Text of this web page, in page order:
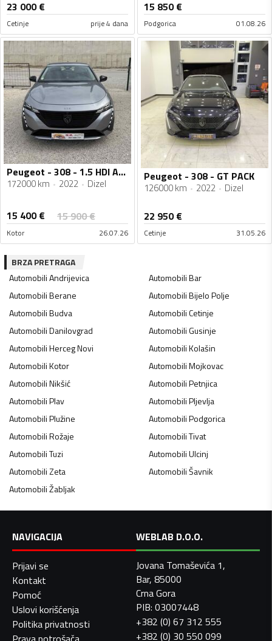
23 000€
Cetinje prije 4 dana
15 850€
Podgorica 01.08.26
Peugeot - 308 - 1.5 HDI AUTOMATIK 05/2022g
172000 km 2022 Dizel
15 400€ 15 900€
Kotor 26.07.26
Peugeot - 308 - GT PACK
126000 km 2022 Dizel
22 950€
Cetinje 31.05.26
BRZA PRETRAGA
AutomobiliAndrijevica AutomobiliBar
AutomobiliBerane AutomobiliBijelo Polje
AutomobiliBudva AutomobiliCetinje
AutomobiliDanilovgrad AutomobiliGusinje
AutomobiliHerceg Novi AutomobiliKolašin
AutomobiliKotor AutomobiliMojkovac
AutomobiliNikšić AutomobiliPetnjica
AutomobiliPlav AutomobiliPljevlja
AutomobiliPlužine AutomobiliPodgorica
AutomobiliRožaje AutomobiliTivat
AutomobiliTuzi AutomobiliUlcinj
AutomobiliZeta AutomobiliŠavnik
AutomobiliŽabljak
NAVIGACIJA
Prijavi se
Kontakt
Pomoć
Uslovi korišćenja
Politika privatnosti
WEBLAB D.O.O.
Jovana Tomaševića 1,
Bar, 85000
Crna Gora
PIB: 03007448
+382 (0) 67 312 555
+382 (0) 30 550 099